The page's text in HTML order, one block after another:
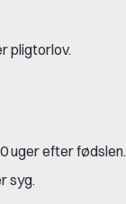
pligtorlov.
uger efter fødslen.
syg.